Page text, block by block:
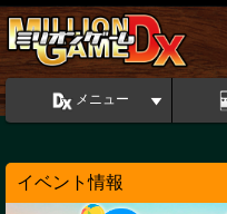
メニュー
イベント情報